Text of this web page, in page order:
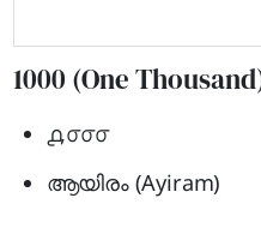
1000 (One
൧,൦൦൦
ആയിരം (Ayiram)